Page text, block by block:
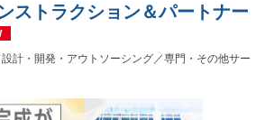
計・開発・アウトソーシング／専門・その他サー
ストラクション＆パートナー